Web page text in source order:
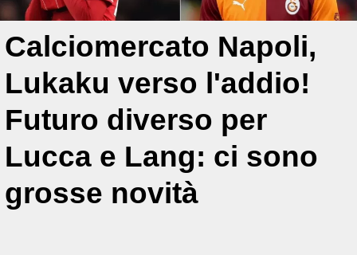
Calciomercato Napoli,
Lukaku verso l'addio!
Futuro diverso per
Lucca e Lang: ci sono
grosse novità